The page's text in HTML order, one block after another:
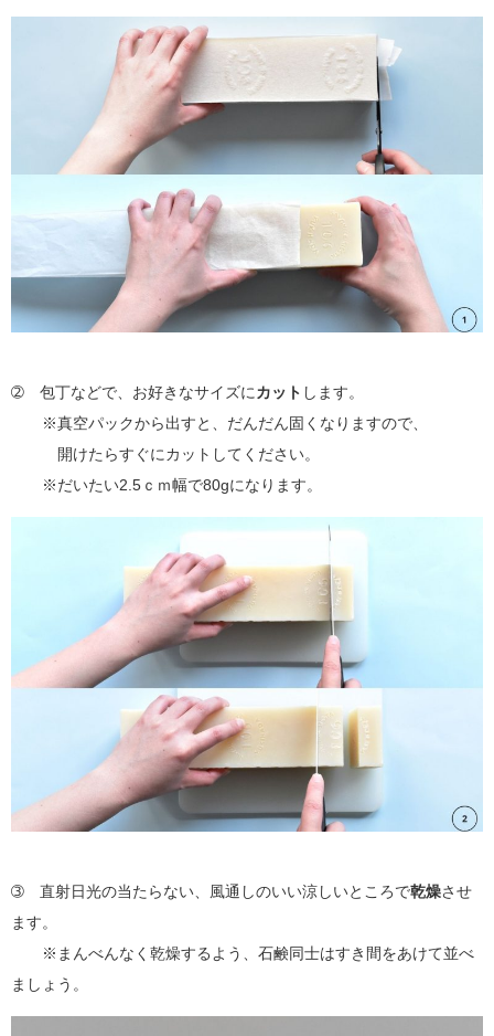
➁ 包丁などで、お好きなサイズにカット します。
※真空パックから出すと、だんだん固くなりますので、
開けたらすぐにカットしてください。
※だいたい2.5ｃｍ幅で80gになります。
➂ 直射日光の当たらない、風通しのいい涼しいところで乾燥させ
ます。
※まんべんなく乾燥するよう、石鹸同士はすき間をあけて並べ
ましょう。